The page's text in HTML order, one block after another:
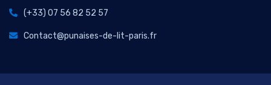
(+33) 07 56 82 52 57
Contact@punaises-de-lit-paris.fr